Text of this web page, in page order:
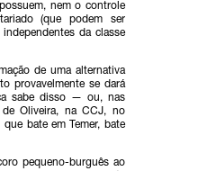
nem o controle
(que podem ser
da classe
de uma alternativa
provavelmente se dará
sabe disso — ou, nas
de Oliveira, na CCJ, no
bate em Temer, bate
pequeno-burguês ao